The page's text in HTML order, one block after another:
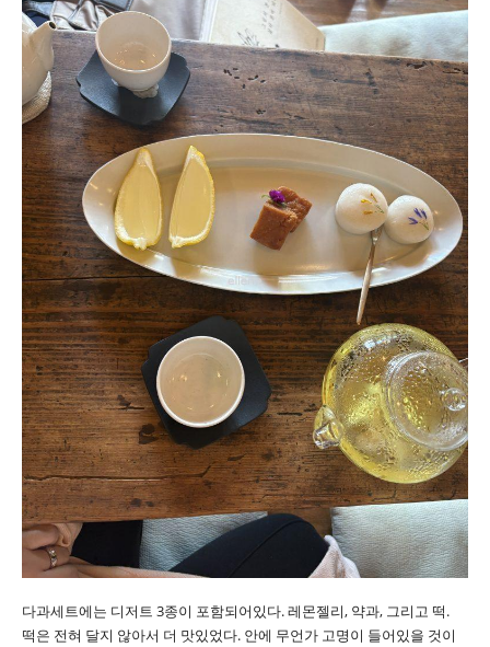
다과세트에는 디저트 3종이 포함되어있다. 레몬젤리, 약과, 그리고 떡.
떡은 전혀 달지 않아서 더 맛있었다. 안에 무언가 고명이 들어있을 것이